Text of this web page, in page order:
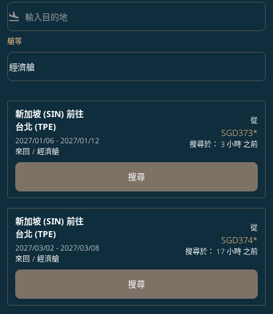
flight_land
艙等
艙等 option 經濟艙 Selected
經濟艙
keyboard_arrow_down
新加坡 (SIN) 前往
台北 (TPE)
2027/01/06 - 2027/01/12
來回 / 經濟艙
從
SGD373*
搜尋於： 3 小時 之前
搜尋
新加坡 (SIN) 前往
台北 (TPE)
2027/03/02 - 2027/03/08
來回 / 經濟艙
從
SGD374*
搜尋於： 17 小時 之前
搜尋